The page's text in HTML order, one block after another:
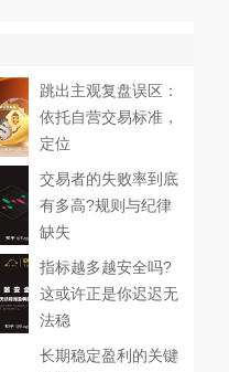
跳出主观复盘误区：
依托自营交易标准，
定位
交易者的失败率到底
有多高?规则与纪律
缺失
指标越多越安全吗?
这或许正是你迟迟无
法稳
长期稳定盈利的关键